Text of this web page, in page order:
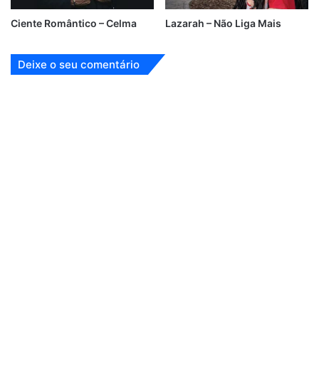
Ciente Romântico – Celma Lazarah – Não Liga Mais
Deixe o seu comentário